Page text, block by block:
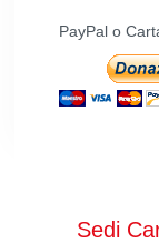
PayPal o
Sedi